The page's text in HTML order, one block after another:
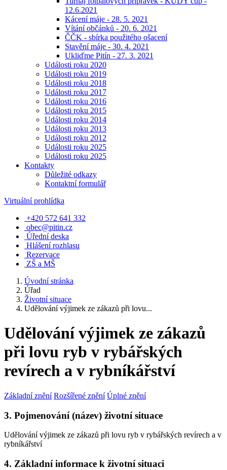
12.6.2021
Kácení máje - 28. 5. 2021
Vítání občánků - 20. 6. 2021
ČČK - sbírka použitého ošacení
Stavění máje - 30. 4. 2021
Ukliďme Pitín - 27. 3. 2021
Události roku 2020
Události roku 2019
Události roku 2018
Události roku 2017
Události roku 2016
Události roku 2015
Události roku 2014
Události roku 2013
Události roku 2012
Události roku 2025
Události roku 2025
Kontakty
Důležité odkazy
Kontaktní formulář
Virtuální prohlídka
+420 572 641 332
obec@pitin.cz
Úřední deska
Hlášení rozhlasu
Rezervace
ZŠ a MŠ
Úvodní stránka
Úřad
Životní situace
Udělování výjimek ze zákazů při lovu...
Udělování výjimek ze zákazů
při lovu ryb v rybářských
revírech a v rybníkářství
Základní znění Rozšířené znění Úplné znění
3. Pojmenování (název) životní situace
Udělování výjimek ze zákazů při lovu ryb v rybářských revírech a v
rybníkářství
4. Základní informace k životní situaci